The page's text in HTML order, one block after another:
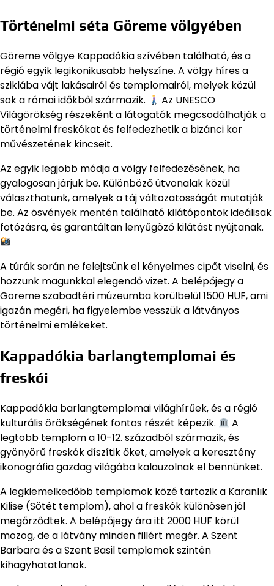
Történelmi séta Göreme völgyében
Göreme völgye Kappadókia szívében található, és a
régió egyik legikonikusabb helyszíne. A völgy híres a
sziklába vájt lakásairól és templomairól, melyek közül
sok a római időkből származik.
Az UNESCO
Világörökség részeként a látogatók megcsodálhatják a
történelmi freskókat és felfedezhetik a bizánci kor
művészetének kincseit.
Az egyik legjobb módja a völgy felfedezésének, ha
gyalogosan járjuk be. Különböző útvonalak közül
választhatunk, amelyek a táj változatosságát mutatják
be. Az ösvények mentén található kilátópontok ideálisak
fotózásra, és garantáltan lenyűgöző kilátást nyújtanak.
A túrák során ne felejtsünk el kényelmes cipőt viselni, és
hozzunk magunkkal elegendő vizet. A belépőjegy a
Göreme szabadtéri múzeumba körülbelül 1500 HUF, ami
igazán megéri, ha figyelembe vesszük a látványos
történelmi emlékeket.
Kappadókia barlangtemplomai és
freskói
Kappadókia barlangtemplomai világhírűek, és a régió
kulturális örökségének fontos részét képezik.
A
legtöbb templom a 10-12. századból származik, és
gyönyörű freskók díszítik őket, amelyek a keresztény
ikonográfia gazdag világába kalauzolnak el bennünket.
A legkiemelkedőbb templomok közé tartozik a Karanlık
Kilise (Sötét templom), ahol a freskók különösen jól
megőrződtek. A belépőjegy ára itt 2000 HUF körül
mozog, de a látvány minden fillért megér. A Szent
Barbara és a Szent Basil templomok szintén
kihagyhatatlanok.